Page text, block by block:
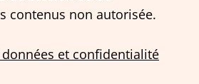
contenus non autorisée.
et confidentialité